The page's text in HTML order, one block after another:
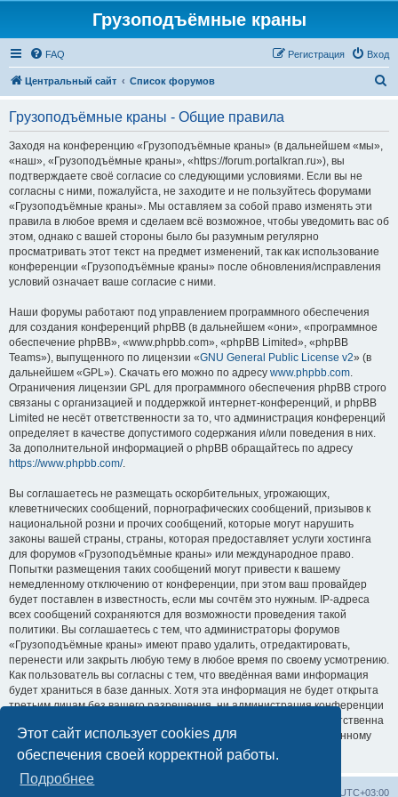
Этот сайт использует cookies для
обеспечения своей корректной работы.
Подробнее
Грузоподъёмные краны
FAQ Вход
Регистрация
Центральный сайт Список форумов
Грузоподъёмные краны - Общие правила
Заходя на конференцию «Грузоподъёмные краны» (в дальнейшем «мы»,
«наш», «Грузоподъёмные краны», «https://forum.portalkran.ru»), вы
подтверждаете своё согласие со следующими условиями. Если вы не
согласны с ними, пожалуйста, не заходите и не пользуйтесь форумами
«Грузоподъёмные краны». Мы оставляем за собой право изменять эти
правила в любое время и сделаем всё возможное, чтобы уведомить вас об
этом, однако с вашей стороны было бы разумным регулярно
просматривать этот текст на предмет изменений, так как использование
конференции «Грузоподъёмные краны» после обновления/исправления
условий означает ваше согласие с ними.
Наши форумы работают под управлением программного обеспечения
для создания конференций phpBB (в дальнейшем «они», «программное
обеспечение phpBB», «www.phpbb.com», «phpBB Limited», «phpBB
Teams»), выпущенного по лицензии «GNU General Public License v2» (в
дальнейшем «GPL»). Скачать его можно по адресу www.phpbb.com.
Ограничения лицензии GPL для программного обеспечения phpBB строго
связаны с организацией и поддержкой интернет-конференций, и phpBB
Limited не несёт ответственности за то, что администрация конференций
определяет в качестве допустимого содержания и/или поведения в них.
За дополнительной информацией о phpBB обращайтесь по адресу
https://www.phpbb.com/.
Вы соглашаетесь не размещать оскорбительных, угрожающих,
клеветнических сообщений, порнографических сообщений, призывов к
национальной розни и прочих сообщений, которые могут нарушить
законы вашей страны, страны, которая предоставляет услуги хостинга
для форумов «Грузоподъёмные краны» или международное право.
Попытки размещения таких сообщений могут привести к вашему
немедленному отключению от конференции, при этом ваш провайдер
будет поставлен в известность, если мы сочтём это нужным. IP-адреса
всех сообщений сохраняются для возможности проведения такой
политики. Вы соглашаетесь с тем, что администраторы форумов
«Грузоподъёмные краны» имеют право удалить, отредактировать,
перенести или закрыть любую тему в любое время по своему усмотрению.
Как пользователь вы согласны с тем, что введённая вами информация
будет храниться в базе данных. Хотя эта информация не будет открыта
третьим лицам без вашего разрешения, ни администрация конференции
«Грузоподъёмные краны», ни phpBB Limited не может быть ответственна
за действия хакеров, которые могут привести к несанкционированному
доступу к ней.
UTC+03:00